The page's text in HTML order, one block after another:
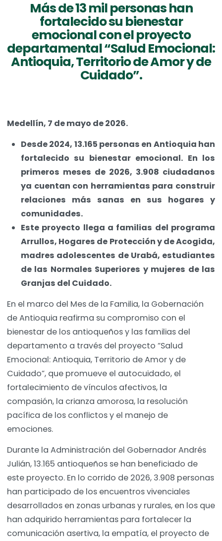
Más de 13 mil personas han
fortalecido su bienestar
emocional con el proyecto
departamental “Salud Emocional:
Antioquia, Territorio de Amor y de
Cuidado”.
Medellín, 7 de mayo de 2026.
Desde 2024, 13.165 personas en Antioquia han
fortalecido su bienestar emocional. En los
primeros meses de 2026, 3.908 ciudadanos
ya cuentan con herramientas para construir
relaciones más sanas en sus hogares y
comunidades.
Este proyecto llega a familias del programa
Arrullos, Hogares de Protección y de Acogida,
madres adolescentes de Urabá, estudiantes
de las Normales Superiores y mujeres de las
Granjas del Cuidado.
En el marco del Mes de la Familia, la Gobernación
de Antioquia reafirma su compromiso con el
bienestar de los antioqueños y las familias del
departamento a través del proyecto “Salud
Emocional: Antioquia, Territorio de Amor y de
Cuidado”, que promueve el autocuidado, el
fortalecimiento de vínculos afectivos, la
compasión, la crianza amorosa, la resolución
pacífica de los conflictos y el manejo de
emociones.
Durante la Administración del Gobernador Andrés
Julián, 13.165 antioqueños se han beneficiado de
este proyecto. En lo corrido de 2026, 3.908 personas
han participado de los encuentros vivenciales
desarrollados en zonas urbanas y rurales, en los que
han adquirido herramientas para fortalecer la
comunicación asertiva, la empatía, el proyecto de